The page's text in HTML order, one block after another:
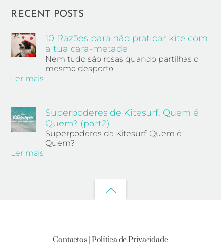
RECENT POSTS
10 Razões para não praticar kite com
a tua cara-metade
Nem tudo são rosas quando partilhas o
mesmo desporto
Ler mais
Superpoderes de Kitesurf. Quem é
Quem? (part2)
Superpoderes de Kitesurf. Quem é
Quem?
Ler mais
Back
Contactos |Política de Privacidade